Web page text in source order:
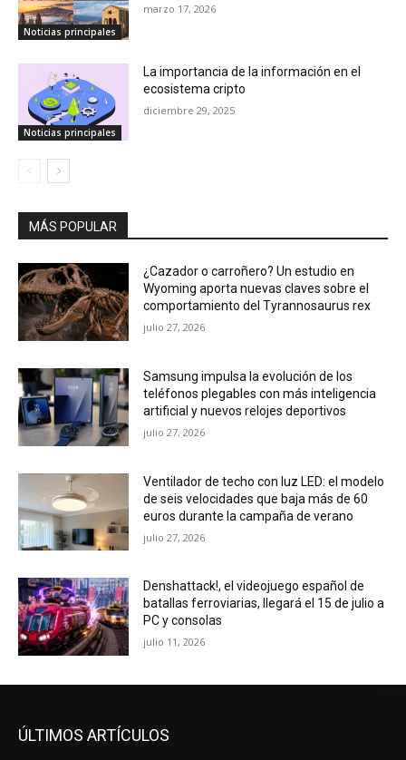
Noticias principales
marzo 17, 2026
Noticias principales
La importancia de la información en el
ecosistema cripto
diciembre 29, 2025
MÁS POPULAR
¿Cazador o carroñero? Un estudio en
Wyoming aporta nuevas claves sobre el
comportamiento del Tyrannosaurus rex
julio 27, 2026
Samsung impulsa la evolución de los
teléfonos plegables con más inteligencia
artificial y nuevos relojes deportivos
julio 27, 2026
Ventilador de techo con luz LED: el modelo
de seis velocidades que baja más de 60
euros durante la campaña de verano
julio 27, 2026
Denshattack!, el videojuego español de
batallas ferroviarias, llegará el 15 de julio a
PC y consolas
julio 11, 2026
ÚLTIMOS ARTÍCULOS